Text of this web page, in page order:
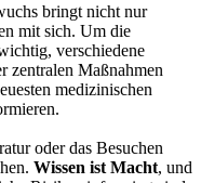
bringt nicht nur
mit sich. Um die
verschiedene
zentralen Maßnahmen
medizinischen
oder das Besuchen
Wissen ist Macht, und